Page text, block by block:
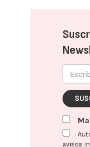
avisos